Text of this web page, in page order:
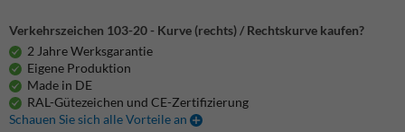
Verkehrszeichen 103-20 - Kurve (rechts) / Rechtskurve kaufen?
2 Jahre Werksgarantie
Eigene Produktion
Made in DE
RAL-Gütezeichen und CE-Zertifizierung
Schauen Sie sich alle Vorteile an